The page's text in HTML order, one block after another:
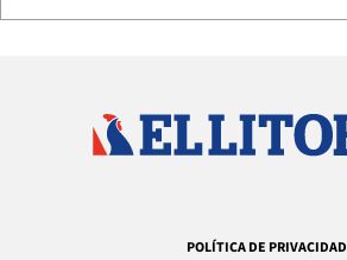
POLÍTICA DE PRIVACIDAD